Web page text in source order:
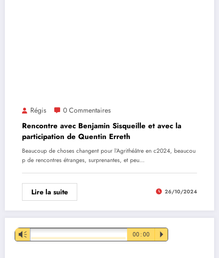
Régis 0 Commentaires
Rencontre avec Benjamin Sisqueille et avec la
participation de Quentin Erreth
Beaucoup de choses changent pour l’Agrithéâtre en c2024, beaucou
p de rencontres étranges, surprenantes, et peu…
Lire la suite 26/10/2024
Lecteur
audio
Vm 00:00 P